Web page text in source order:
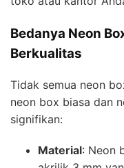
Bedanya Neon
Berkualitas
Tidak semua neon
neon box biasa dan
signifikan:
Material: Neon